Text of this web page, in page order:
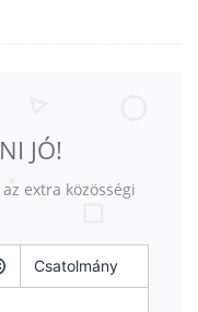
JÓ!
extra közösségi
Csatolmány